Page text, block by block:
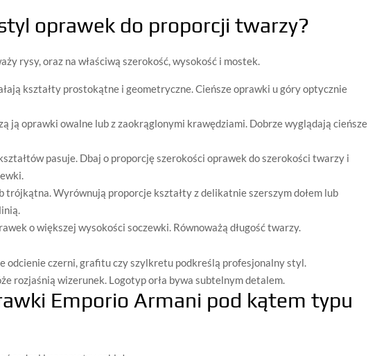
oprawek do proporcji twarzy?
rysy, oraz na właściwą szerokość, wysokość i mostek.
kształty prostokątne i geometryczne. Cieńsze oprawki u góry optycznie
ją oprawki owalne lub z zaokrąglonymi krawędziami. Dobrze wyglądają cieńsze
pasuje. Dbaj o proporcję szerokości oprawek do szerokości twarzy i
trójkątna. Wyrównują proporcje kształty z delikatnie szerszym dołem lub
o większej wysokości soczewki. Równoważą długość twarzy.
odcienie czerni, grafitu czy szylkretu podkreślą profesjonalny styl.
rozjaśnią wizerunek. Logotyp orła bywa subtelnym detalem.
Emporio Armani pod kątem typu